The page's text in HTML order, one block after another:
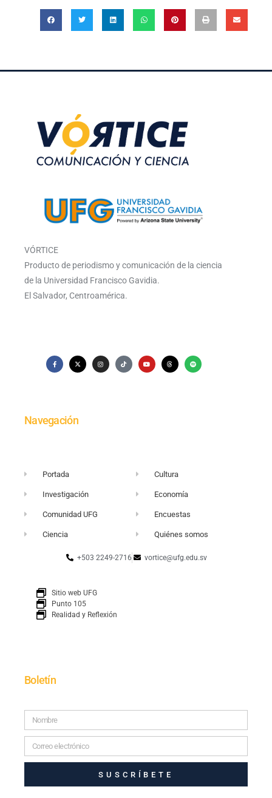
VÓRTICE
Producto de periodismo y comunicación de la ciencia
de la Universidad Francisco Gavidia.
El Salvador, Centroamérica.
Navegación
Portada
Investigación
Comunidad UFG
Ciencia
Cultura
Economía
Encuestas
Quiénes somos
+503 2249-2716 vortice@ufg.edu.sv
Sitio web UFG
Punto 105
Realidad y Reflexión
Boletín
SUSCRÍBETE